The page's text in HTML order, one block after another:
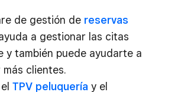
de gestión de reservas
a gestionar las citas
y también puede ayudarte a
clientes.
TPV peluquería y el